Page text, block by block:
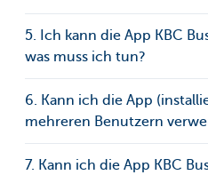
5. Ich kann die App KBC
was muss ich tun?
6. Kann ich die App
mehreren Benutzern
7. Kann ich die App KBC